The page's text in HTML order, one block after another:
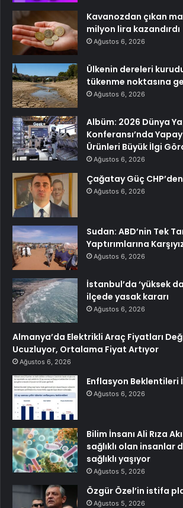
Kavanozdan çıkan
milyon lira kazandırdı
Ağustos 6, 2026
Ülkenin dereleri
tükenme noktasına
Ağustos 6, 2026
Albüm: 2026 Dünya
Konferansı’nda
Ürünleri Büyük İlgi
Ağustos 6, 2026
Çağatay Güç
Ağustos 6, 2026
Sudan: ABD’nin Tek
Yaptırımlarına
Ağustos 6, 2026
İstanbul’da ‘yüksek
ilçede yasak kararı
Ağustos 6, 2026
Almanya’da Elektrikli Araç Fiyatları
Ucuzluyor, Ortalama Fiyat Artıyor
Ağustos 6, 2026
Enflasyon Beklentileri
Ağustos 6, 2026
Bilim İnsanı Ali Rıza
sağlıklı olan insanlar
sağlıklı yaşıyor
Ağustos 5, 2026
Özgür Özel’in istifa
Ağustos 5, 2026